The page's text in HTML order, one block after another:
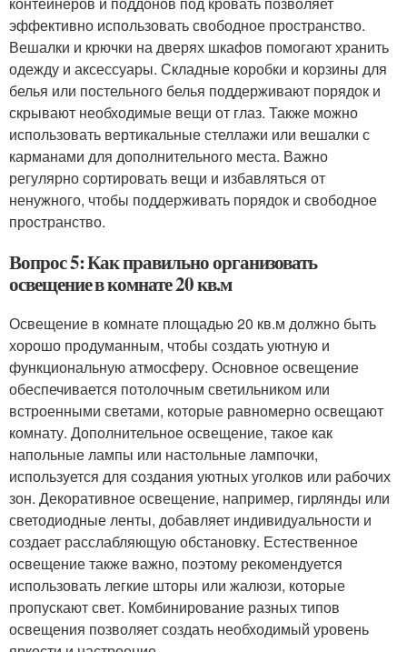
эффективно использовать свободное пространство.
Вешалки и крючки на дверях шкафов помогают хранить
одежду и аксессуары. Складные коробки и корзины для
белья или постельного белья поддерживают порядок и
скрывают необходимые вещи от глаз. Также можно
использовать вертикальные стеллажи или вешалки с
карманами для дополнительного места. Важно
регулярно сортировать вещи и избавляться от
ненужного, чтобы поддерживать порядок и свободное
пространство.
Вопрос 5: Как правильно организовать
освещение в комнате 20 кв.м
Освещение в комнате площадью 20 кв.м должно быть
хорошо продуманным, чтобы создать уютную и
функциональную атмосферу. Основное освещение
обеспечивается потолочным светильником или
встроенными светами, которые равномерно освещают
комнату. Дополнительное освещение, такое как
напольные лампы или настольные лампочки,
используется для создания уютных уголков или рабочих
зон. Декоративное освещение, например, гирлянды или
светодиодные ленты, добавляет индивидуальности и
создает расслабляющую обстановку. Естественное
освещение также важно, поэтому рекомендуется
использовать легкие шторы или жалюзи, которые
пропускают свет. Комбинирование разных типов
освещения позволяет создать необходимый уровень